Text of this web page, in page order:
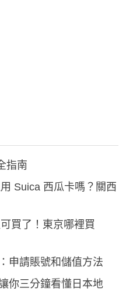
指南
Suica 西瓜卡嗎？關西
買了！東京哪裡買
申請賬號和儲值方法
你三分鐘看懂日本地